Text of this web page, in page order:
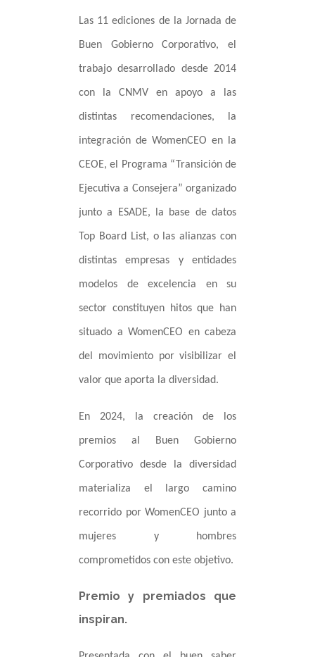
Las 11 ediciones de la Jornada de
Buen Gobierno Corporativo, el
trabajo desarrollado desde 2014
con la CNMV en apoyo a las
distintas recomendaciones, la
integración de WomenCEO en la
CEOE, el Programa “Transición de
Ejecutiva a Consejera” organizado
junto a ESADE, la base de datos
Top Board List, o las alianzas con
distintas empresas y entidades
modelos de excelencia en su
sector constituyen hitos que han
situado a WomenCEO en cabeza
del movimiento por visibilizar el
valor que aporta la diversidad.
En 2024, la creación de los
premios al Buen Gobierno
Corporativo desde la diversidad
materializa el largo camino
recorrido por WomenCEO junto a
mujeres y hombres
comprometidos con este objetivo.
Premio y premiados que
inspiran.